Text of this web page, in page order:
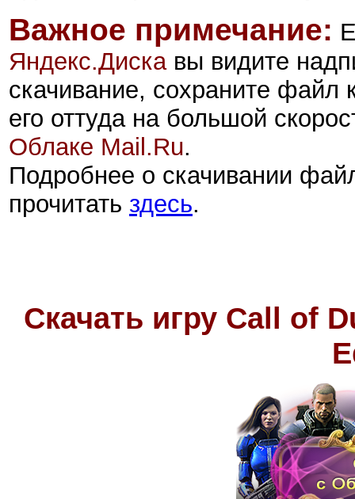
Важное примечание:
Яндекс.Дискавы видите
скачивание, сохраните файл
его оттуда на большой
Облаке Mail.Ru.
Подробнее о скачивании
прочитать здесь.
Скачать игру Call of